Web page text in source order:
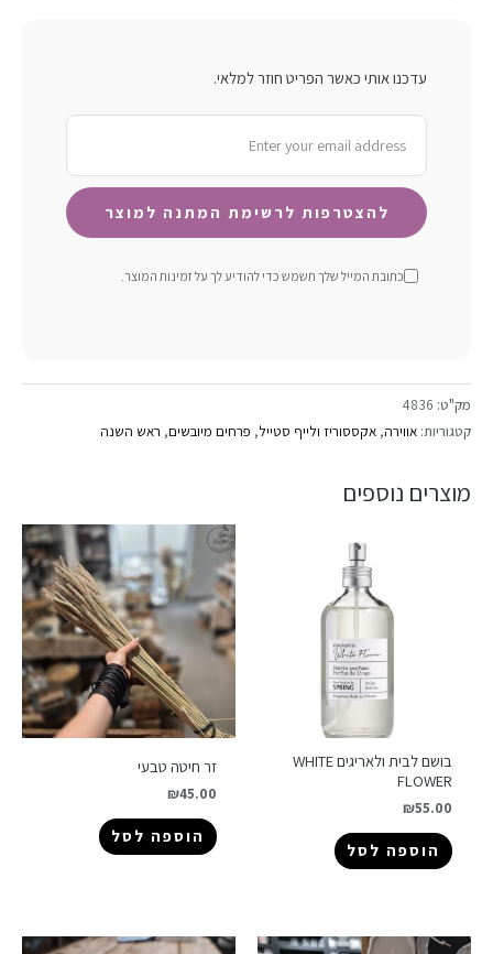
עדכנו אותי כאשר הפריט חוזר למלאי.
כתובת המייל שלך תשמש כדי להודיע ​​לך על זמינות המוצר.
מק"ט: 4836
קטגוריות: אווירה, אקססוריז ולייף סטייל, פרחים מיובשים, ראש השנה
מוצרים נוספים
בושם לבית ולאריגים WHITE
FLOWER
₪55.00
הוספה לסל
זר חיטה טבעי
₪45.00
הוספה לסל